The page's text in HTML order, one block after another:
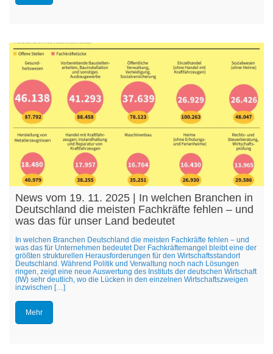
News vom 19. 11. 2025 | In welchen Branchen in
Deutschland die meisten Fachkräfte fehlen – und
was das für unser Land bedeutet
In welchen Branchen Deutschland die meisten Fachkräfte fehlen – und
was das für Unternehmen bedeutet Der Fachkräftemangel bleibt eine der
größten strukturellen Herausforderungen für den Wirtschaftsstandort
Deutschland. Während Politik und Verwaltung noch nach Lösungen
ringen, zeigt eine neue Auswertung des Instituts der deutschen Wirtschaft
(IW) sehr deutlich, wo die Lücken in den einzelnen Wirtschaftszweigen
inzwischen […]
Mehr